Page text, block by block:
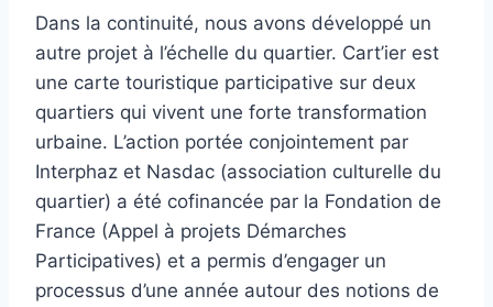
Dans la continuité, nous avons développé un
autre projet à l’échelle du quartier. Cart’ier est
une carte touristique participative sur deux
quartiers qui vivent une forte transformation
urbaine. L’action portée conjointement par
Interphaz et Nasdac (association culturelle du
quartier) a été cofinancée par la Fondation de
France (Appel à projets Démarches
Participatives) et a permis d’engager un
processus d’une année autour des notions de